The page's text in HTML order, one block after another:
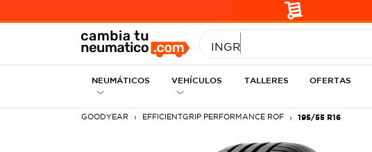
INGRESE MEDIDA
NEUMÁTICOS VEHÍCULOS TALLERES OFERTAS
GOODYEAR EFFICIENTGRIP PERFORMANCE ROF 195/55 R16